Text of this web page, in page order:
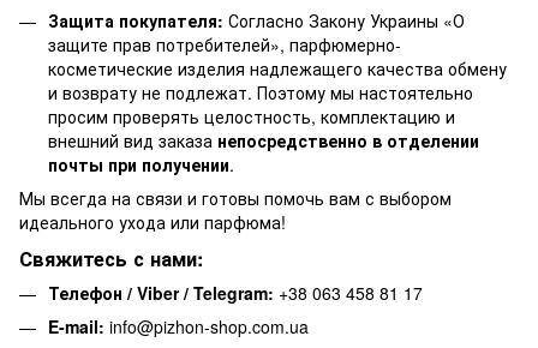
Защита покупателя: Согласно Закону Украины «О
защите прав потребителей», парфюмерно-
косметические изделия надлежащего качества обмену
и возврату не подлежат. Поэтому мы настоятельно
просим проверять целостность, комплектацию и
внешний вид заказа непосредственно в отделении
почты при получении.
Мы всегда на связи и готовы помочь вам с выбором
идеального ухода или парфюма!
Свяжитесь с нами:
Телефон / Viber / Telegram: +38 063 458 81 17
E-mail: info@pizhon-shop.com.ua